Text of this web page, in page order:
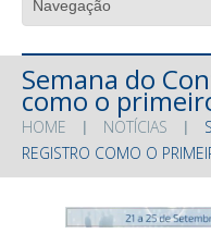
Semana do
como o
HOME NOTÍCIAS
REGISTRO COMO O